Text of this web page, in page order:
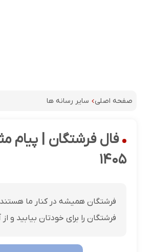
صفحه اصلی سایر رسانه ها
۱۴۰۵
فرشتگان را برای خودتان بیابید و